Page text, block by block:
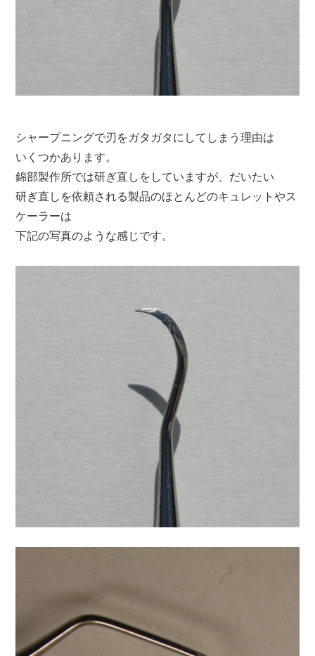
シャープニングで刃をガタガタにしてしまう理由は
いくつかあります。
錦部製作所では研ぎ直しをしていますが、だいたい
研ぎ直しを依頼される製品のほとんどのキュレットやス
ケーラーは
下記の写真のような感じです。